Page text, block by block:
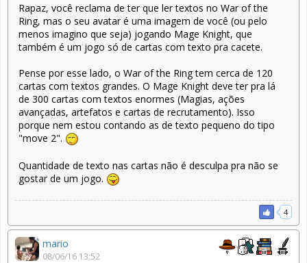
Rapaz, você reclama de ter que ler textos no War of the
Ring, mas o seu avatar é uma imagem de você (ou pelo
menos imagino que seja) jogando Mage Knight, que
também é um jogo só de cartas com texto pra cacete.
Pense por esse lado, o War of the Ring tem cerca de 120
cartas com textos grandes. O Mage Knight deve ter pra lá
de 300 cartas com textos enormes (Magias, ações
avançadas, artefatos e cartas de recrutamento). Isso
porque nem estou contando as de texto pequeno do tipo
"move 2".
Quantidade de texto nas cartas não é desculpa pra não se
gostar de um jogo.
4
mario
08/06/16 13:52